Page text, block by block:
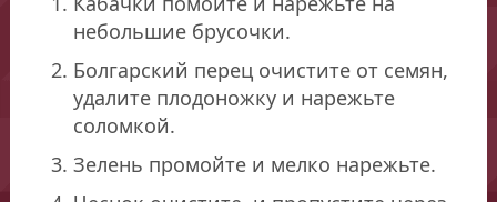
небольшие брусочки.
Болгарский перец очистите от семян,
удалите плодоножку и нарежьте
соломкой.
Зелень промойте и мелко нарежьте.